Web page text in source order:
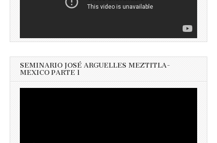
SEMINARIO JOSÉ ARGUELLES MEZTITLA-
MEXICO PARTE 1